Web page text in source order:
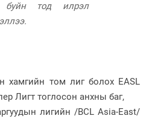
буйн тод илрэл
хамгийн том лиг болох EASL
Лигт тоглосон анхны баг,
лигийн /BCL Asia-East/